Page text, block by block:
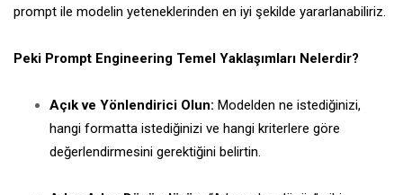
prompt ile modelin yeteneklerinden en iyi şekilde yararlanabiliriz.
Peki Prompt Engineering Temel Yaklaşımları Nelerdir?
Açık ve Yönlendirici Olun: Modelden ne istediğinizi,
hangi formatta istediğinizi ve hangi kriterlere göre
değerlendirmesini gerektiğini belirtin.